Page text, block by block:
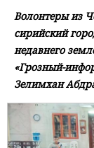
Волонтеры из
сирийский
недавнего
«Грозный-
Зелимхан